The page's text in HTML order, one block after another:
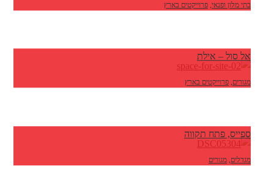
בתי מלון ופנאי, פרוייקטים בארץ
אל סול – אילת
מגורים, פרוייקטים בארץ
ספייס, פתח תקווה
מגדלים, מגורים